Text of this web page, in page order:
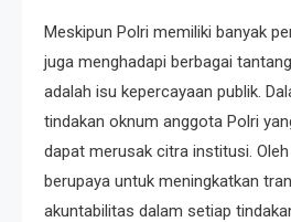
Meskipun Polri memiliki banyak
juga menghadapi berbagai
adalah isu kepercayaan publik.
tindakan oknum anggota Polri
dapat merusak citra institusi.
berupaya untuk meningkatkan
akuntabilitas dalam setiap